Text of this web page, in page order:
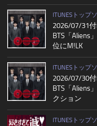
ITUNESトップ
2026/07/31
BTS「Aliens
位にM!LK
ITUNESトップ
2026/07/30
BTS「Aliens
クション
ITUNESトップ